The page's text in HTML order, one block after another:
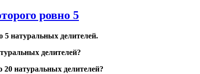
ровно 5
5 натуральных делителей.
делителей?
натуральных делителей?